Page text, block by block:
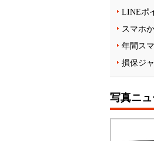
LINEポ
スマホ
年間ス
損保ジ
写真ニ